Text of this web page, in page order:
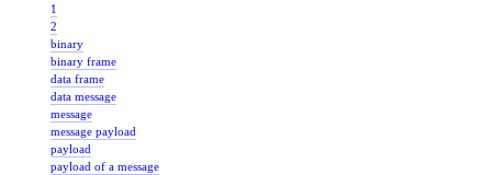
1
2
binary
binary frame
data frame
data message
message
message payload
payload
payload of a message